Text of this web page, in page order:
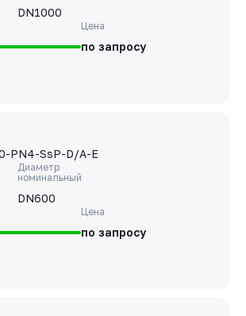
DN1000
Цена
по запросу
PN4-SsP-D/A-E
Диаметр
номинальный
DN600
Цена
по запросу